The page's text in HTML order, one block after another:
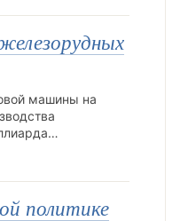
машины на
политике